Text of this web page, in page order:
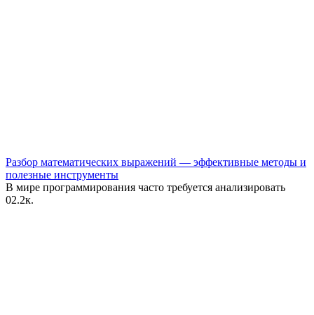
Разбор математических выражений — эффективные методы и
полезные инструменты
В мире программирования часто требуется анализировать
02.2к.